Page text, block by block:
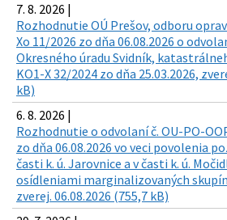
7. 8. 2026 |
Rozhodnutie OÚ Prešov, odboru
Xo 11/2026 zo dňa 06.08.2026 o
Okresného úradu Svidník,
KO1-X 32/2024 zo dňa 25.03.2026,
kB)
6. 8. 2026 |
Rozhodnutie o odvolaní č. OU-PO-
zo dňa 06.08.2026 vo veci povolenia
časti k. ú. Jarovnice a v časti k. ú.
osídleniami marginalizovaných
zverej. 06.08.2026 (755,7 kB)